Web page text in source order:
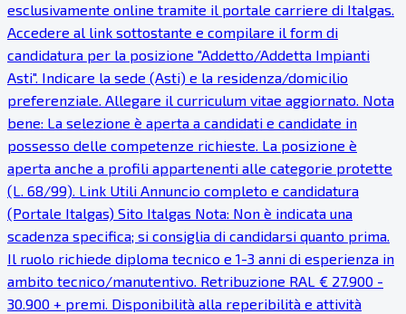
esclusivamente online tramite il portale carriere di Italgas.
Accedere al link sottostante e compilare il form di
candidatura per la posizione "Addetto/Addetta Impianti
Asti". Indicare la sede (Asti) e la residenza/domicilio
preferenziale. Allegare il curriculum vitae aggiornato. Nota
bene: La selezione è aperta a candidati e candidate in
possesso delle competenze richieste. La posizione è
aperta anche a profili appartenenti alle categorie protette
(L. 68/99). Link Utili Annuncio completo e candidatura
(Portale Italgas) Sito Italgas Nota: Non è indicata una
scadenza specifica; si consiglia di candidarsi quanto prima.
Il ruolo richiede diploma tecnico e 1-3 anni di esperienza in
ambito tecnico/manutentivo. Retribuzione RAL € 27.900 -
30.900 + premi. Disponibilità alla reperibilità e attività